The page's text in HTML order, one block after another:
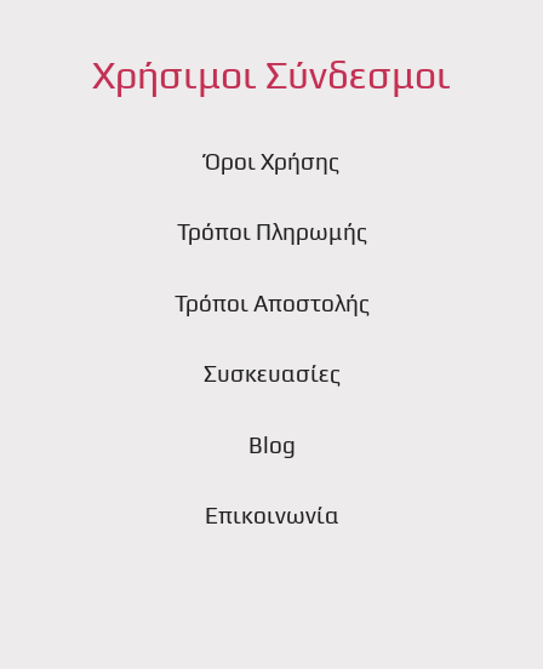
Χρήσιμοι Σύνδεσμοι
Όροι Χρήσης
Τρόποι Πληρωμής
Τρόποι Αποστολής
Συσκευασίες
Blog
Επικοινωνία